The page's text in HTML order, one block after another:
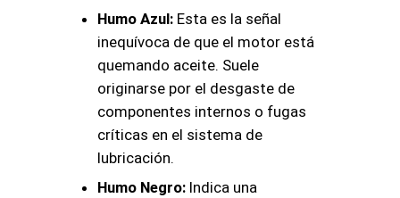
Humo Azul: Esta es la señal
inequívoca de que el motor está
quemando aceite. Suele
originarse por el desgaste de
componentes internos o fugas
críticas en el sistema de
lubricación.
Humo Negro: Indica una